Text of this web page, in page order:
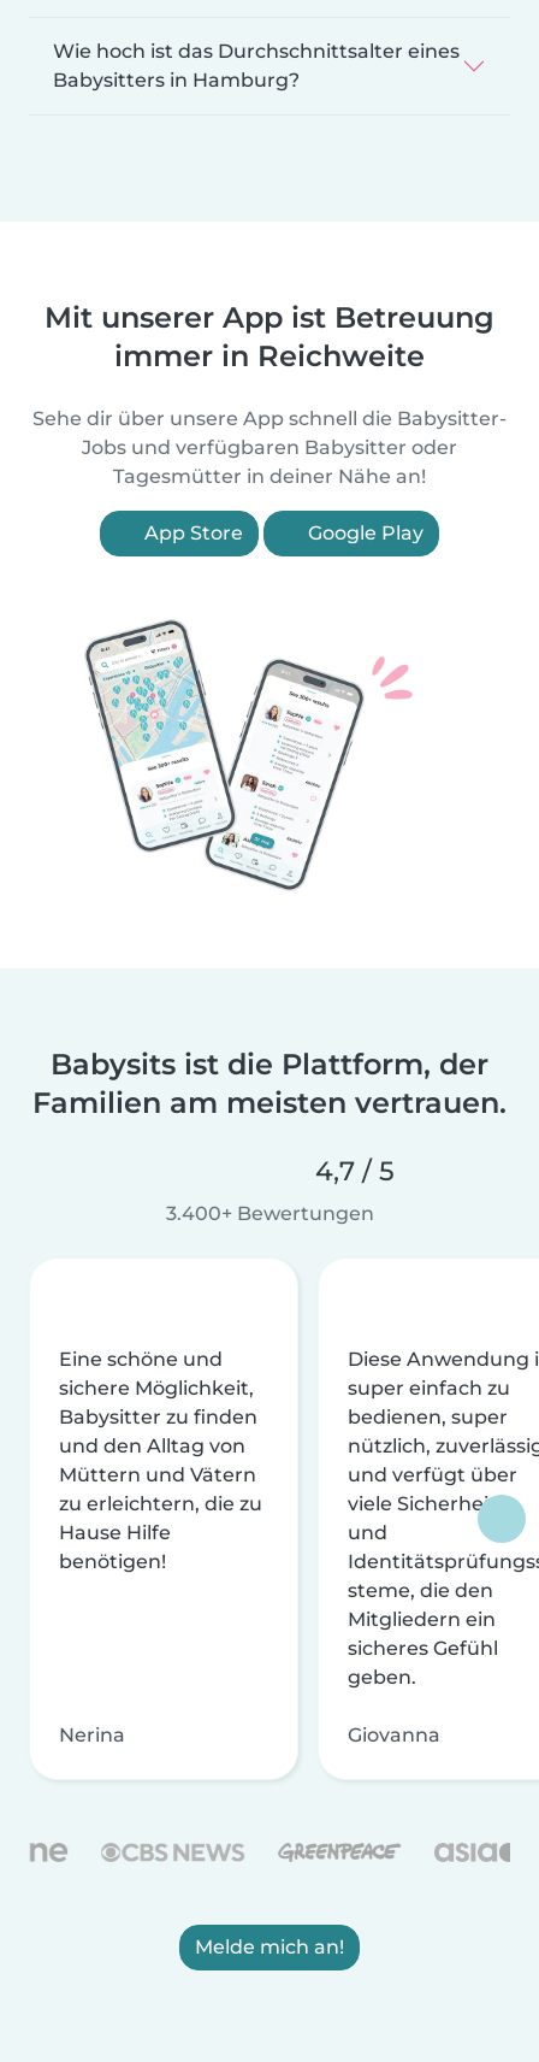
Wie hoch ist das Durchschnittsalter eines
Babysitters in Hamburg?
Mit unserer App ist Betreuung
immer in Reichweite
Sehe dir über unsere App schnell die Babysitter-
Jobs und verfügbaren Babysitter oder
Tagesmütter in deiner Nähe an!
App Store Google Play
Babysits ist die Plattform, der
Familien am meisten vertrauen.
4,7 / 5
3.400+ Bewertungen
Eine schöne und
sichere Möglichkeit,
Babysitter zu finden
und den Alltag von
Müttern und Vätern
zu erleichtern, die zu
Hause Hilfe
benötigen!
Nerina
Diese Anwendung
super einfach zu
bedienen, super
nützlich,
und verfügt über
viele Sicherheits-
und
steme, die den
Mitgliedern ein
sicheres Gefühl
geben.
Giovanna
Melde mich an!